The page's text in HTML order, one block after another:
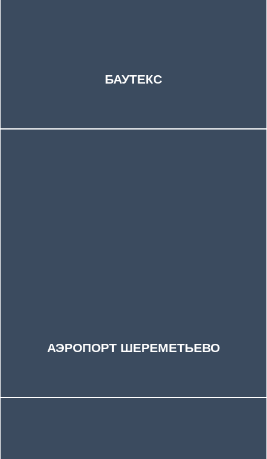
БАУТЕКС
АЭРОПОРТ ШЕРЕМЕТЬЕВО